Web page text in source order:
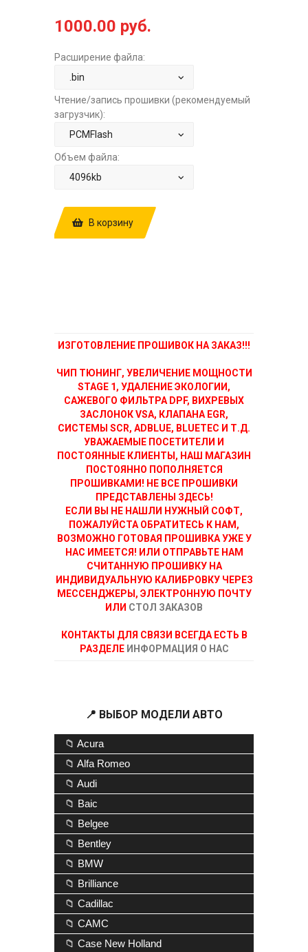
1000.00 руб.
Расширение файла:
Чтение/запись прошивки (рекомендуемый
загрузчик):
Объем файла:
В корзину
ИЗГОТОВЛЕНИЕ ПРОШИВОК НА ЗАКАЗ!!!
ЧИП ТЮНИНГ, УВЕЛИЧЕНИЕ МОЩНОСТИ
STAGE 1, УДАЛЕНИЕ ЭКОЛОГИИ,
САЖЕВОГО ФИЛЬТРА DPF, ВИХРЕВЫХ
ЗАСЛОНОК VSA, КЛАПАНА EGR,
СИСТЕМЫ SCR, ADBLUE, BLUETEC И Т.Д.
УВАЖАЕМЫЕ ПОСЕТИТЕЛИ И
ПОСТОЯННЫЕ КЛИЕНТЫ, НАШ МАГАЗИН
ПОСТОЯННО ПОПОЛНЯЕТСЯ
ПРОШИВКАМИ! НЕ ВСЕ ПРОШИВКИ
ПРЕДСТАВЛЕНЫ ЗДЕСЬ!
ЕСЛИ ВЫ НЕ НАШЛИ НУЖНЫЙ СОФТ,
ПОЖАЛУЙСТА ОБРАТИТЕСЬ К НАМ,
ВОЗМОЖНО ГОТОВАЯ ПРОШИВКА УЖЕ У
НАС ИМЕЕТСЯ! ИЛИ ОТПРАВЬТЕ НАМ
СЧИТАННУЮ ПРОШИВКУ НА
ИНДИВИДУАЛЬНУЮ КАЛИБРОВКУ ЧЕРЕЗ
МЕССЕНДЖЕРЫ, ЭЛЕКТРОННУЮ ПОЧТУ
ИЛИ СТОЛ ЗАКАЗОВ
КОНТАКТЫ ДЛЯ СВЯЗИ ВСЕГДА ЕСТЬ В
РАЗДЕЛЕ ИНФОРМАЦИЯ О НАС
📍 ВЫБОР МОДЕЛИ АВТО
📁 Acura
📁 Alfa Romeo
📁 Audi
📁 Baic
📁 Belgee
📁 Bentley
📁 BMW
📁 Brilliance
📁 Cadillac
📁 CAMC
📁 Case New Holland